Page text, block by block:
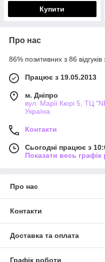
Купити
Про нас
86% позитивних з 86 відгуків
Працює з 19.05.2013
м. Дніпро
вул. Марії Кюрі 5, ТЦ
Україна
Контакти
Сьогодні працює з
Показати весь графік
Про нас
Контакти
Доставка та оплата
Графік роботи